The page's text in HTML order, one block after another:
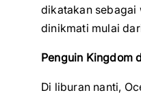
dikatakan sebagai
dinikmati mulai
Penguin Kingdom
Di liburan nanti,